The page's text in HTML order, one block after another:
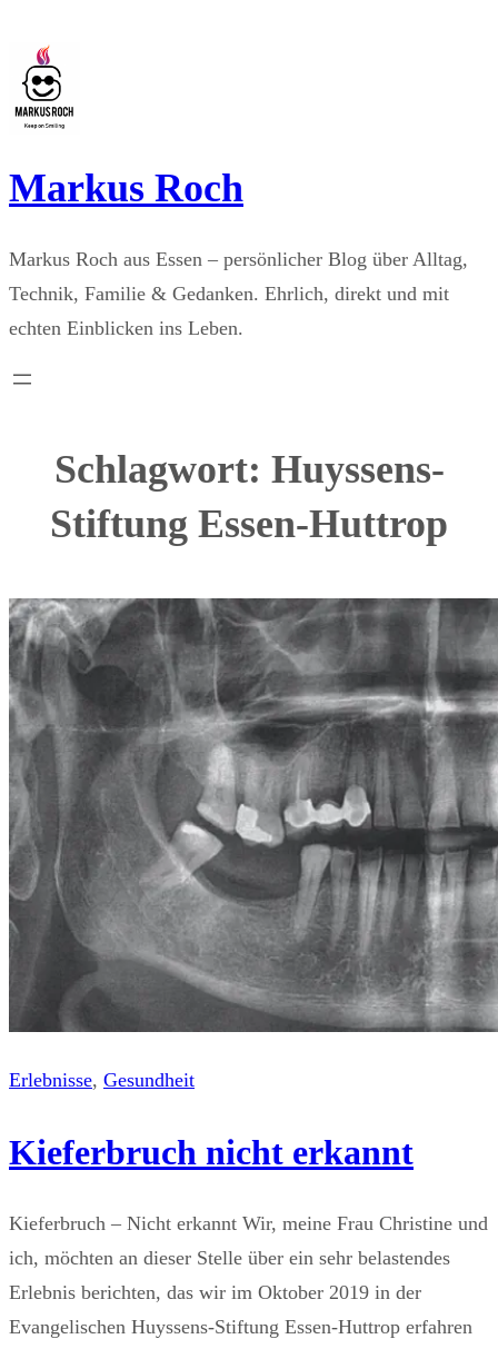
Inhalt
springen
Markus Roch
Markus Roch aus Essen – persönlicher Blog über Alltag,
Technik, Familie & Gedanken. Ehrlich, direkt und mit
echten Einblicken ins Leben.
Schlagwort: Huyssens-
Stiftung Essen-Huttrop
Erlebnisse, Gesundheit
Kieferbruch nicht erkannt
Kieferbruch – Nicht erkannt Wir, meine Frau Christine und
ich, möchten an dieser Stelle über ein sehr belastendes
Erlebnis berichten, das wir im Oktober 2019 in der
Evangelischen Huyssens-Stiftung Essen-Huttrop erfahren